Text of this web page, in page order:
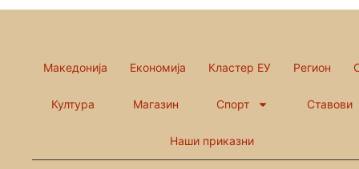
Македонија Економија Кластер ЕУ Регион
Култура Магазин Спорт Ставови
Наши приказни